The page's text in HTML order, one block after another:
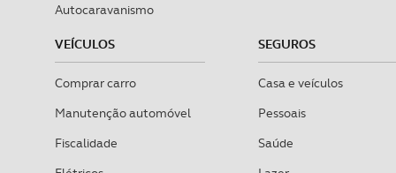
Autocaravanismo
VEÍCULOS
Comprar carro
Manutenção automóvel
Fiscalidade
SEGUROS
Casa e veículos
Pessoais
Saúde